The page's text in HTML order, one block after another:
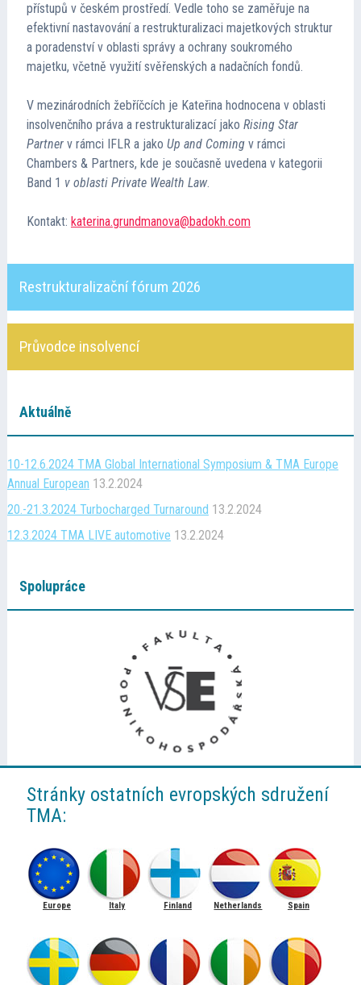
Průvodce insolvencí
přístupů v českém prostředí. Vedle toho se zaměřuje na
efektivní nastavování a restrukturalizaci majetkových struktur
a poradenství v oblasti správy a ochrany soukromého
majetku, včetně využití svěřenských a nadačních fondů.
V mezinárodních žebříčcích je Kateřina hodnocena v oblasti
insolvenčního práva a restrukturalizací jako Rising Star
Partnerv rámci IFLR a jako Up and Coming v rámci
Chambers & Partners, kde je současně uvedena v kategorii
Band 1 v oblasti Private Wealth Law.
Kontakt: katerina.grundmanova@badokh.com
Restrukturalizační fórum 2026
Průvodce insolvencí
Aktuálně
10-12.6.2024 TMA Global International Symposium & TMA Europe
Annual European 13.2.2024
20.-21.3.2024 Turbocharged Turnaround 13.2.2024
12.3.2024 TMA LIVE automotive 13.2.2024
Spolupráce
Stránky ostatních evropských sdružení
TMA:
Europe Italy Finland Netherlands Spain